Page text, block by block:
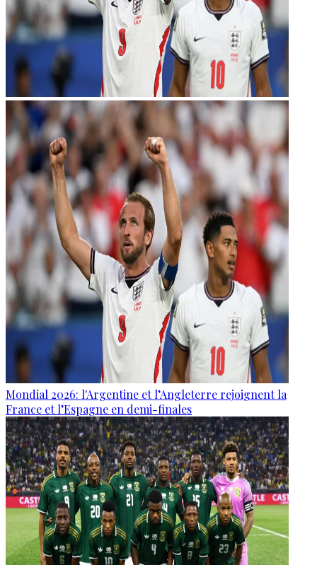
Mondial 2026: l'Argentine et l’Angleterre rejoignent la
France et l’Espagne en demi-finales